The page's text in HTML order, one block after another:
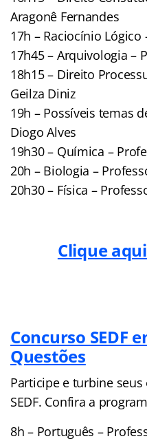
Aragonê Fernandes
17h – Raciocínio
17h45 – Arquivologia –
18h15 – Direito
Geilza Diniz
19h – Possíveis temas
Diogo Alves
19h30 – Química –
20h – Biologia –
20h30 – Física –
Clique
Concurso SEDF
Questões
Participe e turbine
SEDF. Confira a
8h – Português –